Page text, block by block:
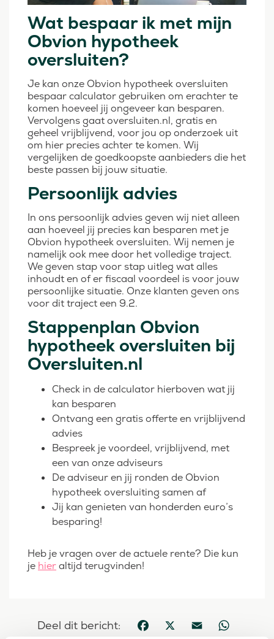
Wat bespaar ik met mijn
Obvion hypotheek
oversluiten?
Je kan onze Obvion hypotheek oversluiten
bespaar calculator gebruiken om erachter te
komen hoeveel jij ongeveer kan besparen.
Vervolgens gaat oversluiten.nl, gratis en
geheel vrijblijvend, voor jou op onderzoek uit
om hier precies achter te komen. Wij
vergelijken de goedkoopste aanbieders die het
beste passen bij jouw situatie.
Persoonlijk advies
In ons persoonlijk advies geven wij niet alleen
aan hoeveel jij precies kan besparen met je
Obvion hypotheek oversluiten. Wij nemen je
namelijk ook mee door het volledige traject.
We geven stap voor stap uitleg wat alles
inhoudt en of er fiscaal voordeel is voor jouw
persoonlijke situatie. Onze klanten geven ons
voor dit traject een 9.2.
Stappenplan Obvion
hypotheek oversluiten bij
Oversluiten.nl
Check in de calculator hierboven wat jij
kan besparen
Ontvang een gratis offerte en vrijblijvend
advies
Bespreek je voordeel, vrijblijvend, met
een van onze adviseurs
De adviseur en jij ronden de Obvion
hypotheek oversluiting samen af
Jij kan genieten van honderden euro’s
besparing!
Heb je vragen over de actuele rente? Die kun
je hieraltijd terugvinden!
Deel dit bericht: Facebook
X Email WhatsApp